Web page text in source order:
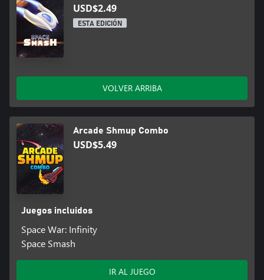
USD$2.49
ESTA EDICIÓN
VOLVER ARRIBA
Arcade Shmup Combo
USD$5.49
Juegos incluidos
Space War: Infinity
Space Smash
IR AL JUEGO